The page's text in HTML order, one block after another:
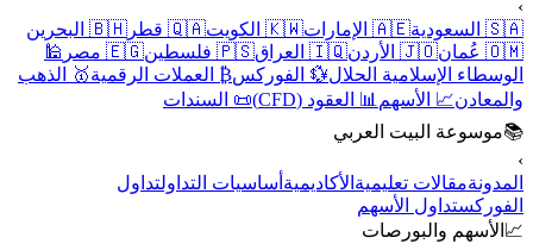
🇸🇦 السعودية
🇦🇪 الإمارات 🇰🇼 الكويت 🇶🇦 قطر
🇧🇭 البحرين
🇴🇲 عُمان
🇯🇴 الأردن 🇮🇶 العراق 🇵🇸 فلسطين 🇪🇬 مصر
🕌
الوسطاء الإسلامية الحلال 💱 الفوركس ₿ العملات الرقمية🥇 الذهب
والمعادن📈 الأسهم📊 العقود (CFD)
📜 السندات
📚موسوعة البيت العربي
المدونةمقالات تعليميةالأكاديميةأساسيات التداولتداول
الفوركستداول الأسهم
📈الأسهم والبورصات